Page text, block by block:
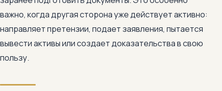
важно, когда другая сторона уже действует активно:
направляет претензии, подает заявления, пытается
вывести активы или создает доказательства в свою
пользу.